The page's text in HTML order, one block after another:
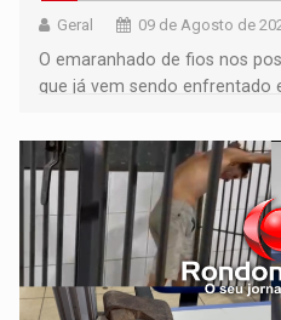
Geral 09 de Agosto de
O emaranhado de fios nos
que já vem sendo enfrentado